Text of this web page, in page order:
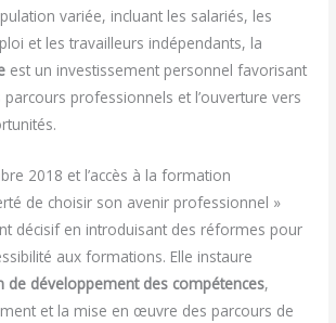
variée, incluant les salariés, les
et les travailleurs indépendants, la
est un investissement personnel favorisant
professionnels et l’ouverture vers
2018 et l’accès à la formation
de choisir son avenir professionnel »
décisif en introduisant des réformes pour
aux formations. Elle instaure
de développement des compétences,
et la mise en œuvre des parcours de